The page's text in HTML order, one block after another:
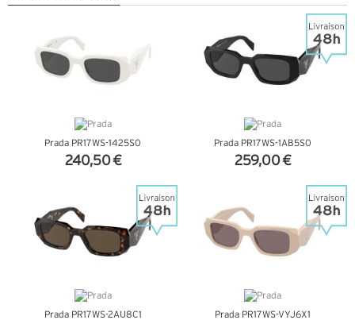
Prada PR17WS-1425S0
240,50 €
Prada PR17WS-1AB5S0
259,00 €
Prada PR17WS-2AU8C1 Prada PR17WS-VYJ6X1